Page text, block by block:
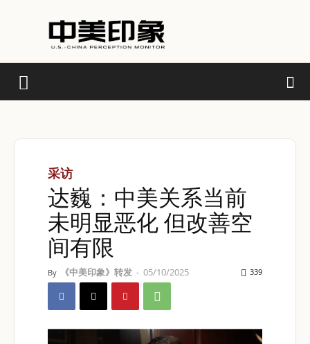
采访
达巍：中美关系当前
未明显恶化 但改善空
间有限
By 《中美印象》转发 - 05/10/2025 339